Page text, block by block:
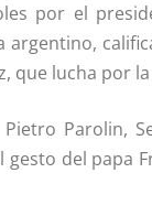
por el
argentino,
que lucha por
Parolin,
gesto del